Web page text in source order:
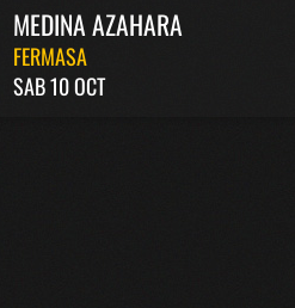
MEDINA AZAHARA
FERMASA
SAB 10 OCT